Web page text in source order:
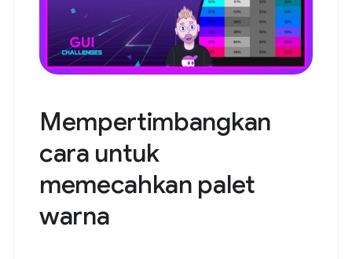
Mempertimbangkan
cara untuk
memecahkan palet
warna